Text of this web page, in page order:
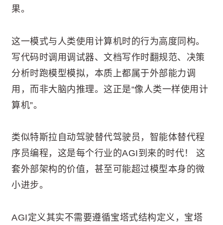
果。
这一模式与人类使用计算机时的行为高度同构。
写代码时调用调试器、文档写作时翻规范、决策
分析时跑模型模拟，本质上都属于外部能力调
用，而非大脑内推理。这正是“像人类一样使用计
算机”。
类似特斯拉自动驾驶替代驾驶员，智能体替代程
序员编程，这是每个行业的AGI到来的时代！ 这
套外部架构的价值，甚至可能超过模型本身的微
小进步。
AGI定义其实不需要遵循宝塔式结构定义，宝塔